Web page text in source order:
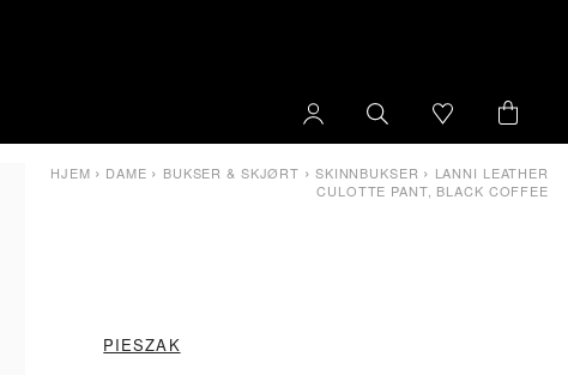
PIESZAK
HJEM › DAME › BUKSER & SKJØRT › SKINNBUKSER › LANNI LEATHER
CULOTTE PANT, BLACK COFFEE